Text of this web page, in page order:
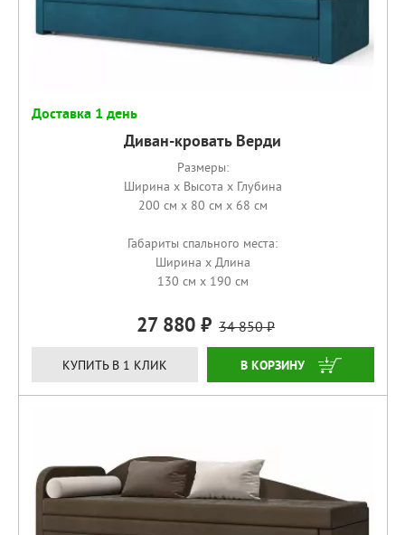
Доставка 1 день
Диван-кровать Верди
Размеры:
Ширина x Высота x Глубина
200 см x 80 см x 68 см
Габариты спального места:
Ширина x Длина
130 см x 190 см
27 880 34 850
КУПИТЬ В 1 КЛИК КУПИТЬ